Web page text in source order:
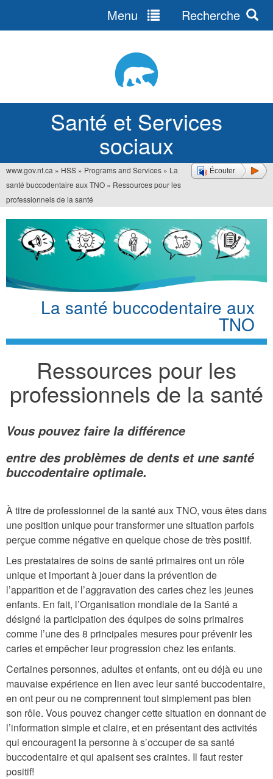
Santé et Services
sociaux
Menu Recherche
Écouter
Vous
êtes
ici
www.gov.nt.ca » HSS » Programs and Services » La
santé buccodentaire aux TNO » Ressources pour les
professionnels de la santé
La santé buccodentaire aux
TNO
Ressources pour les
professionnels de la santé
Vous pouvez faire la différence
entre des problèmes de dents et une santé
buccodentaire optimale.
À titre de professionnel de la santé aux TNO, vous êtes dans
une position unique pour transformer une situation parfois
perçue comme négative en quelque chose de très positif.
Les prestataires de soins de santé primaires ont un rôle
unique et important à jouer dans la prévention de
l’apparition et de l’aggravation des caries chez les jeunes
enfants. En fait, l’Organisation mondiale de la Santé a
désigné la participation des équipes de soins primaires
comme l’une des 8 principales mesures pour prévenir les
caries et empêcher leur progression chez les enfants.
Certaines personnes, adultes et enfants, ont eu déjà eu une
mauvaise expérience en lien avec leur santé buccodentaire,
en ont peur ou ne comprennent tout simplement pas bien
son rôle. Vous pouvez changer cette situation en donnant de
l’information simple et claire, et en présentant des activités
qui encouragent la personne à s’occuper de sa santé
buccodentaire et qui apaisent ses craintes. Il faut rester
positif!